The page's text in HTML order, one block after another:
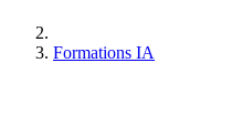
Formations IA